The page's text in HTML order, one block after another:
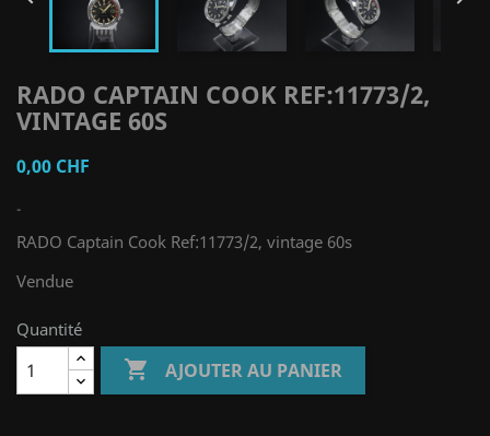
RADO CAPTAIN COOK REF:11773/2,
VINTAGE 60S
0,00 CHF
-
RADO Captain Cook Ref:11773/2, vintage 60s
Vendue
Quantité
 AJOUTER AU PANIER